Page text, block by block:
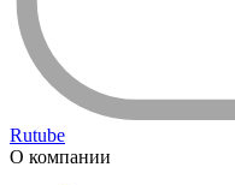
Rutube
О компании